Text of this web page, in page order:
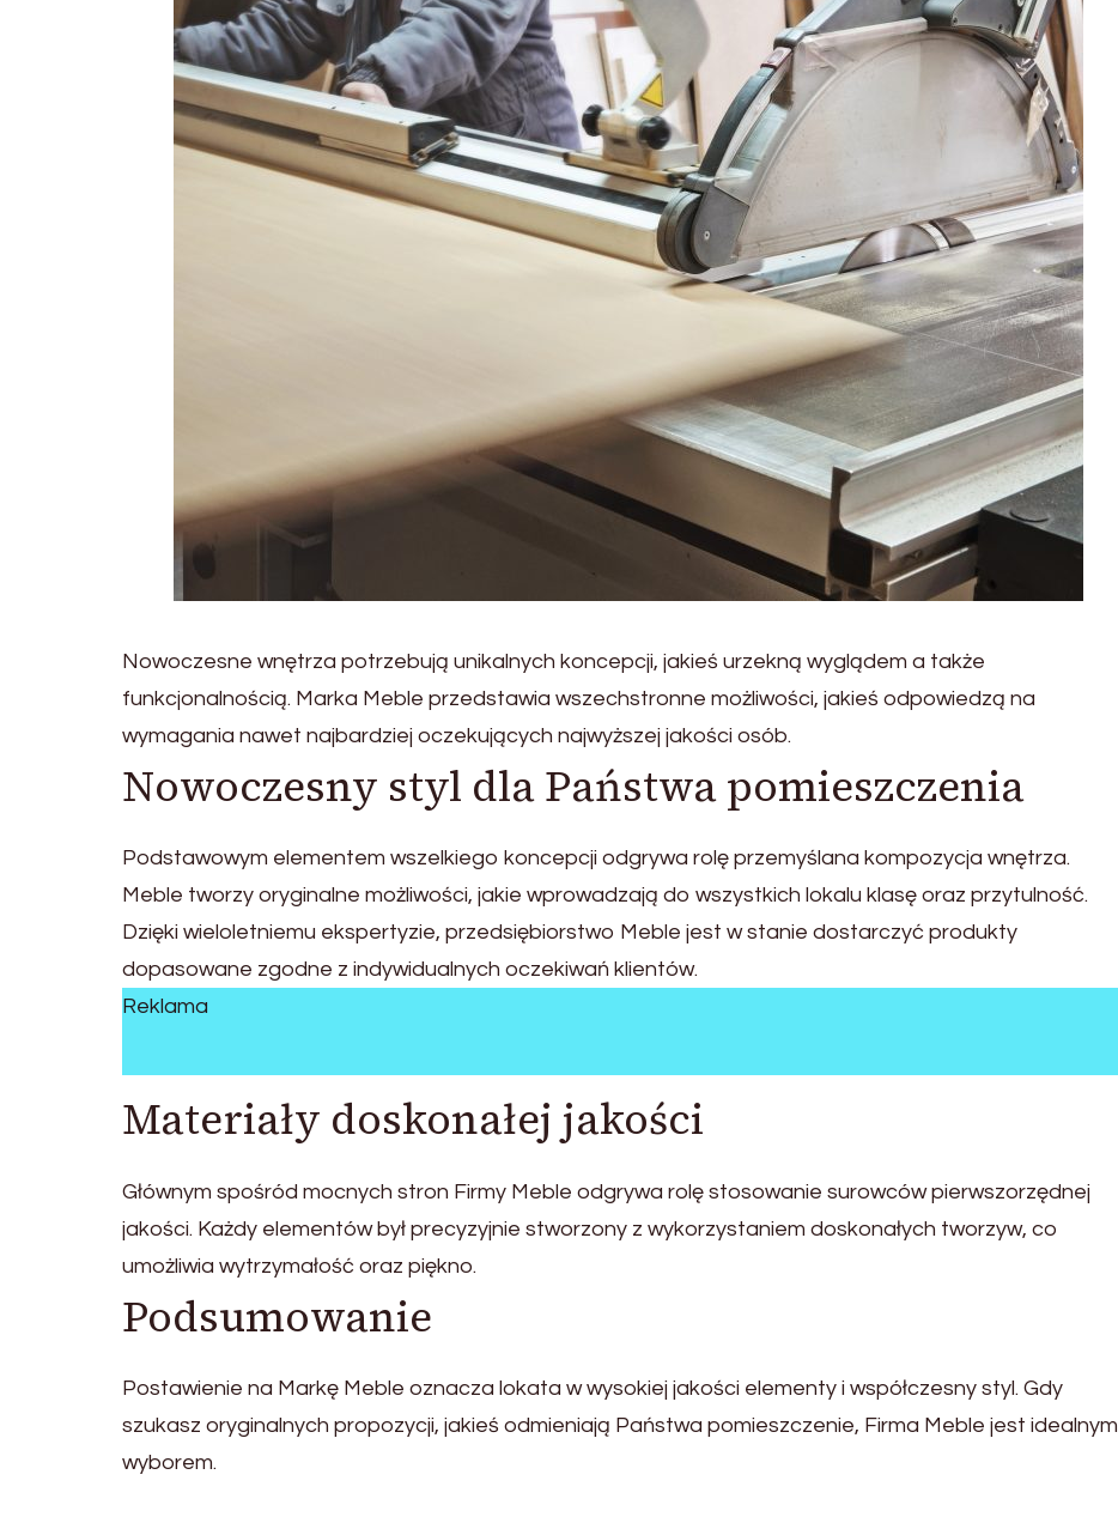
Nowoczesne wnętrza potrzebują unikalnych koncepcji, jakieś urzekną wyglądem a także
funkcjonalnością. Marka Meble przedstawia wszechstronne możliwości, jakieś odpowiedzą na
wymagania nawet najbardziej oczekujących najwyższej jakości osób.
Nowoczesny styl dla Państwa pomieszczenia
Podstawowym elementem wszelkiego koncepcji odgrywa rolę przemyślana kompozycja wnętrza.
Meble tworzy oryginalne możliwości, jakie wprowadzają do wszystkich lokalu klasę oraz przytulność.
Dzięki wieloletniemu ekspertyzie, przedsiębiorstwo Meble jest w stanie dostarczyć produkty
dopasowane zgodne z indywidualnych oczekiwań klientów.
Reklama
Materiały doskonałej jakości
Głównym spośród mocnych stron Firmy Meble odgrywa rolę stosowanie surowców pierwszorzędnej
jakości. Każdy elementów był precyzyjnie stworzony z wykorzystaniem doskonałych tworzyw, co
umożliwia wytrzymałość oraz piękno.
Podsumowanie
Postawienie na Markę Meble oznacza lokata w wysokiej jakości elementy i współczesny styl. Gdy
szukasz oryginalnych propozycji, jakieś odmieniają Państwa pomieszczenie, Firma Meble jest idealnym
wyborem.